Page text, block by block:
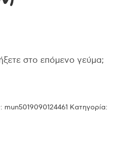
στο επόμενο γεύμα;
mun5019090124461 Κατηγορία: